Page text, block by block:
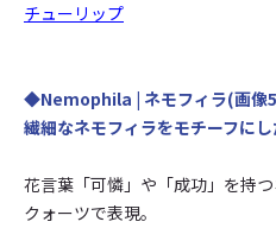
チューリップ
◆Nemophila | ネモフィラ(画像
繊細なネモフィラをモチーフに
花言葉「可憐」や「成功」を持
クォーツで表現。